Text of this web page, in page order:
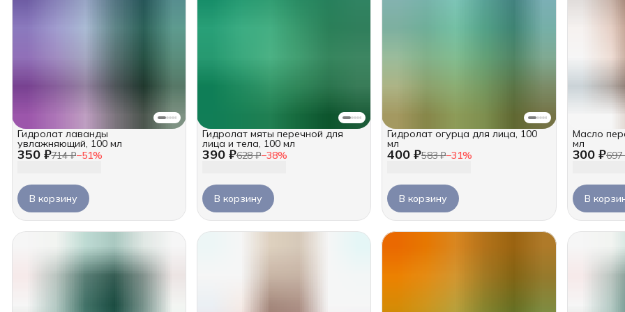
350 ₽714 ₽−51%
Гидролат лаванды
увлажняющий, 100 мл
В корзину
390 ₽628 ₽−38%
Гидролат мяты перечной для
лица и тела, 100 мл
В корзину
400 ₽583 ₽−31%
Гидролат огурца для лица, 100
мл
В корзину
300 ₽697
Масло
мл
В